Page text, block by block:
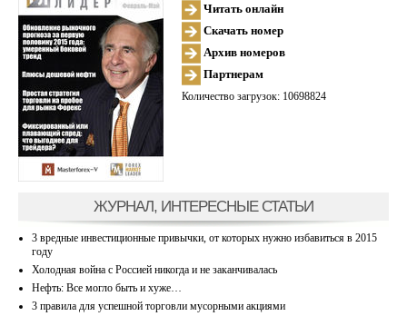
Читать онлайн
Скачать номер
Архив номеров
Партнерам
Количество загрузок: 10698824
ЖУРНАЛ, ИНТЕРЕСНЫЕ СТАТЬИ
3 вредные инвестиционные привычки, от которых нужно избавиться в 2015
году
Холодная война с Россией никогда и не заканчивалась
Нефть: Все могло быть и хуже…
3 правила для успешной торговли мусорными акциями